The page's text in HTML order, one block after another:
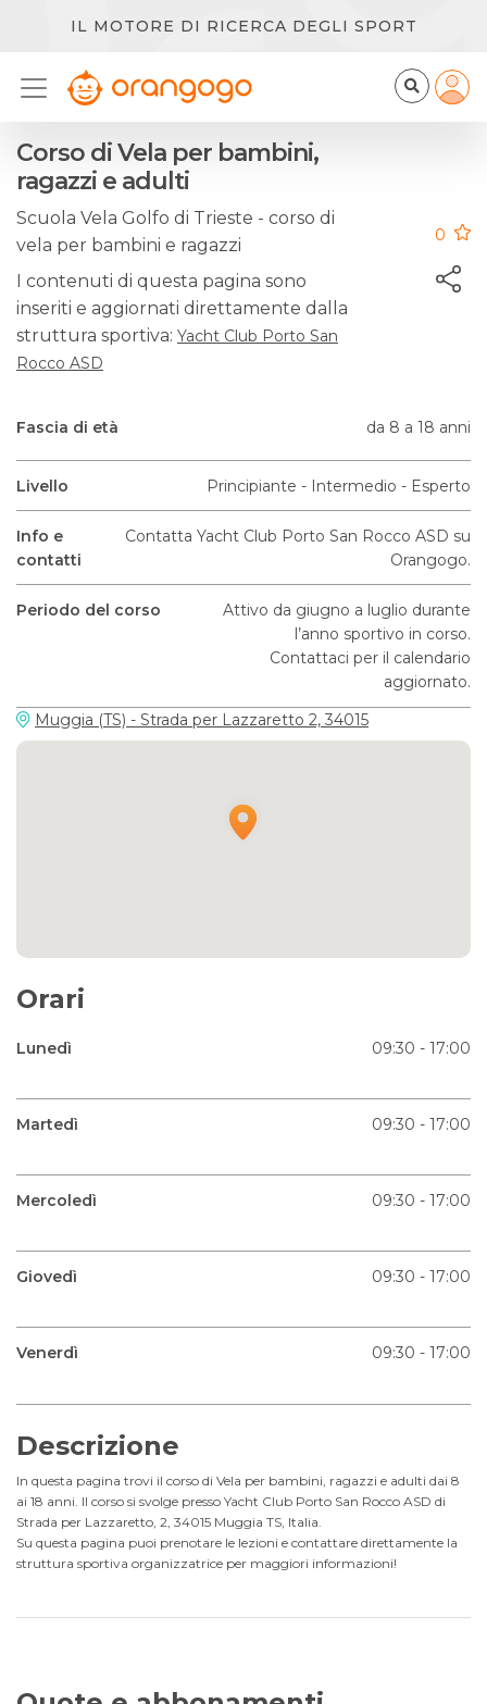
IL MOTORE DI RICERCA DEGLI SPORT
Corso di Vela per bambini,
ragazzi e adulti
Scuola Vela Golfo di Trieste - corso di
vela per bambini e ragazzi
I contenuti di questa pagina sono
inseriti e aggiornati direttamente dalla
struttura sportiva: Yacht Club Porto San
Rocco ASD
0
Fascia di età da 8 a 18 anni
Livello Principiante - Intermedio - Esperto
Info e
contatti
Contatta Yacht Club Porto San Rocco ASD su
Orangogo.
Periodo del corso
Attivo da giugno a luglio durante
l’anno sportivo in corso.
Contattaci per il calendario
aggiornato.
Muggia (TS) - Strada per Lazzaretto 2, 34015
Orari
Lunedì 09:30 - 17:00
Martedì 09:30 - 17:00
Mercoledì 09:30 - 17:00
Giovedì 09:30 - 17:00
Venerdì 09:30 - 17:00
Descrizione
In questa pagina trovi il corso di Vela per bambini, ragazzi e adulti dai 8
ai 18 anni. Il corso si svolge presso Yacht Club Porto San Rocco ASD di
Strada per Lazzaretto, 2, 34015 Muggia TS, Italia.
Su questa pagina puoi prenotare le lezioni e contattare direttamente la
struttura sportiva organizzatrice per maggiori informazioni!